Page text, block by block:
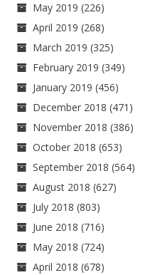
May 2019 (226)
April 2019 (268)
March 2019 (325)
February 2019 (349)
January 2019 (456)
December 2018 (471)
November 2018 (386)
October 2018 (653)
September 2018 (564)
August 2018 (627)
July 2018 (803)
June 2018 (716)
May 2018 (724)
April 2018 (678)